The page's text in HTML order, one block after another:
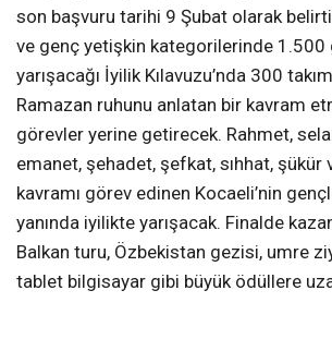
son başvuru tarihi 9 Şubat olarak
ve genç yetişkin kategorilerinde 1.500
yarışacağı İyilik Kılavuzu’nda 300
Ramazan ruhunu anlatan bir kavram
görevler yerine getirecek. Rahmet,
emanet, şehadet, şefkat, sıhhat, şükür
kavramı görev edinen Kocaeli’nin
yanında iyilikte yarışacak. Finalde
Balkan turu, Özbekistan gezisi, umre
tablet bilgisayar gibi büyük ödüllere